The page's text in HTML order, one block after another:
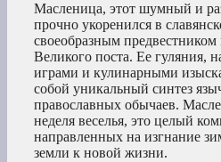
Масленица, этот шумный и
прочно укоренился в
своеобразным
Великого поста. Ее гуляния,
играми и кулинарными
собой уникальный синтез
православных обычаев.
неделя веселья, это целый
направленных на изгнание
земли к новой жизни.